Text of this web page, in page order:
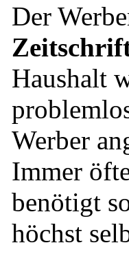
Der
Haushalt
Werber
Immer
benötigt
höchst